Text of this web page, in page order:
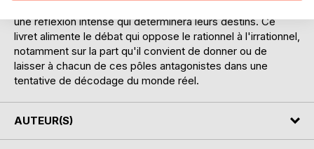
une réflexion intense qui déterminera leurs destins. Ce
livret alimente le débat qui oppose le rationnel à l'irrationnel,
notamment sur la part qu'il convient de donner ou de
laisser à chacun de ces pôles antagonistes dans une
tentative de décodage du monde réel.
AUTEUR(S)